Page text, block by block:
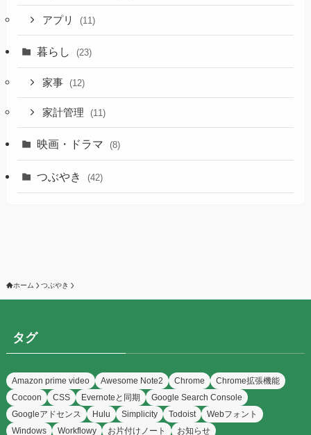
アプリ (11)
暮らし (23)
家事 (12)
家計管理 (11)
映画・ドラマ (8)
つぶやき (42)
ホーム つぶやき
タグ
Amazon prime video Awesome Note2 Chrome
Chrome拡張機能
Cocoon
CSS Evernoteと同期
Google Search Console
Googleアドセンス
Hulu Simplicity Todoist
Webフォント
Windows
Workflowy お片付けノート お知らせ